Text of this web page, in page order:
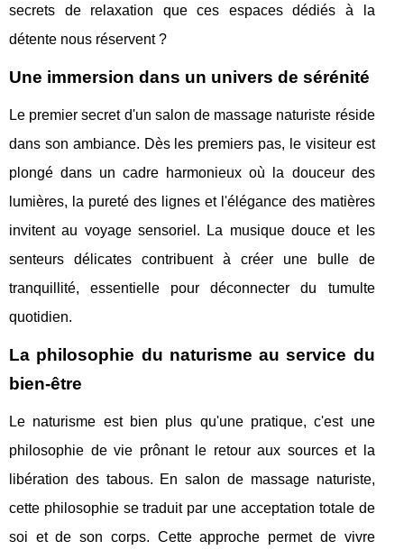
secrets de relaxation que ces espaces dédiés à la
détente nous réservent ?
Une immersion dans un univers de sérénité
Le premier secret d'un salon de massage naturiste réside
dans son ambiance. Dès les premiers pas, le visiteur est
plongé dans un cadre harmonieux où la douceur des
lumières, la pureté des lignes et l'élégance des matières
invitent au voyage sensoriel. La musique douce et les
senteurs délicates contribuent à créer une bulle de
tranquillité, essentielle pour déconnecter du tumulte
quotidien.
La philosophie du naturisme au service du
bien-être
Le naturisme est bien plus qu'une pratique, c'est une
philosophie de vie prônant le retour aux sources et la
libération des tabous. En salon de massage naturiste,
cette philosophie se traduit par une acceptation totale de
soi et de son corps. Cette approche permet de vivre